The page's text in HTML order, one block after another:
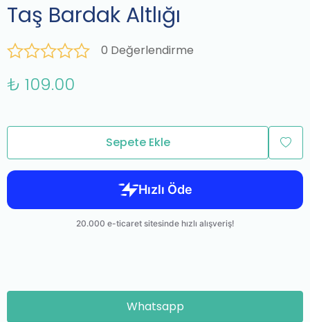
Taş Bardak Altlığı
0 Değerlendirme
₺ 109.00
Sepete Ekle
Whatsapp